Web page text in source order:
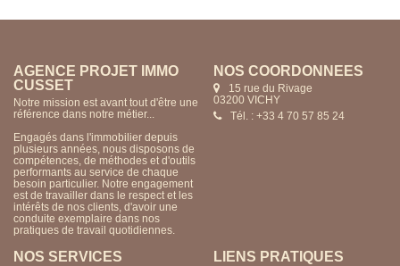
AGENCE PROJET IMMO
CUSSET
Notre mission est avant tout d'être une
référence dans notre métier...
Engagés dans l'immobilier depuis
plusieurs années, nous disposons de
compétences, de méthodes et d'outils
performants au service de chaque
besoin particulier. Notre engagement
est de travailler dans le respect et les
intérêts de nos clients, d'avoir une
conduite exemplaire dans nos
pratiques de travail quotidiennes.
NOS COORDONNÉES
15 rue du Rivage
03200 VICHY
Tél. : +33 4 70 57 85 24
NOS SERVICES LIENS PRATIQUES